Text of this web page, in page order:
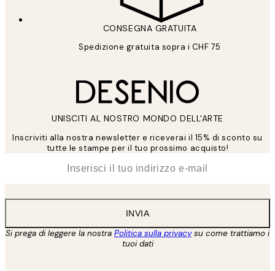
CONSEGNA GRATUITA
Spedizione gratuita sopra i CHF 75
UNISCITI AL NOSTRO MONDO DELL'ARTE
Inscriviti alla nostra newsletter e riceverai il 15% di sconto su
tutte le stampe per il tuo prossimo acquisto!
INVIA
Si prega di leggere la nostra Politica sulla privacysu come trattiamo i
tuoi dati